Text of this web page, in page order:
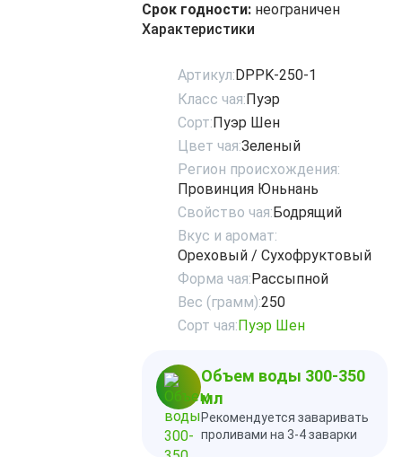
Срок годности: неограничен
Характеристики
Артикул:DPPK-250-1
Класс чая:Пуэр
Сорт:Пуэр Шен
Цвет чая:Зеленый
Регион происхождения:
Провинция Юньнань
Свойство чая:Бодрящий
Вкус и аромат:
Ореховый / Сухофруктовый
Форма чая:Рассыпной
Вес (грамм):250
Сорт чая:Пуэр Шен
Объем воды 300-350
мл
Рекомендуется заваривать
проливами на 3-4 заварки